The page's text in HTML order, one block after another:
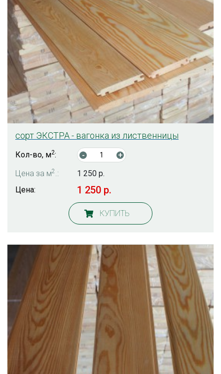
сорт ЭКСТРА - вагонка из лиственницы
Кол-во, м2: -
+
Цена за м2.:
1 250 р.
Цена:
1 250 р.
КУПИТЬ